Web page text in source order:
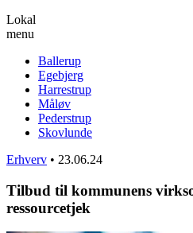
Lokal
menu
Ballerup
Egebjerg
Harrestrup
Måløv
Pederstrup
Skovlunde
Erhverv • 23.06.24
Tilbud til kommunens
ressourcetjek